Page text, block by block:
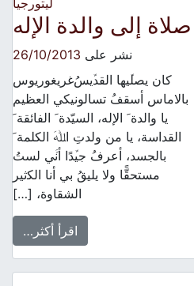
ليتورجيا
ﺻﻼﺓ ﺇلى ﻭﺍﻟﺪﺓ ﺍﻹﻟﻪ
نشر على26/10/2013
ﻛﺎﻥ ﻳﺼﻠﱢﻴﻬﺎ ﺍﻟﻘﺪﱢﻳﺲُﻏﺮﻳﻐﻮﺭﻳﻮﺱ
ﺑﺎﻻﻣﺎﺱ ﺃﺳﻘﻒُ ﺗﺴﺎﻟﻮﻧﻴﻜﻲ ﺍﻟﻌﻈﻴﻢ
ﻳﺎ ﻭﺍﻟﺪﺓﹶ ﺍﻹﻟﻪ، ﺍﻟﺴﻴّﺪﺓﹶ ﺍﻟﻔﺎﺋﻘﺔﹶ
ﺍﻟﻘﺪﺍﺳﺔ، ﻳﺎ ﻣﻦ ﻭﻟﺪﺕِ ﺍﷲَ ﺍﻟﻜﻠﻤﺔﹶ
ﺑﺎلجسد، ﺃﻋﺮﻑُ ﺟﻴﱢﺪًﺍ ﺃﻧﱠﻲ ﻟﺴﺖُ
ﻣﺴﺘﺤﻘًّﺎ ﻭﻻ ﻳﻠﻴﻖُ بي ﺃﻧﺎ ﺍﻟﻜثير
ﺍﻟﺸﻘﺎﻭﺓ، […]
اقرأ أكثر…